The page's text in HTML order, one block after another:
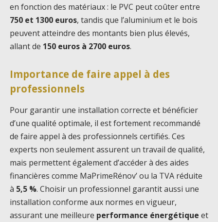
en fonction des matériaux : le PVC peut coûter entre
750 et 1300 euros, tandis que l’aluminium et le bois
peuvent atteindre des montants bien plus élevés,
allant de 150 euros à 2700 euros.
Importance de faire appel à des
professionnels
Pour garantir une installation correcte et bénéficier
d’une qualité optimale, il est fortement recommandé
de faire appel à des professionnels certifiés. Ces
experts non seulement assurent un travail de qualité,
mais permettent également d’accéder à des aides
financières comme MaPrimeRénov’ ou la TVA réduite
à 5,5 %. Choisir un professionnel garantit aussi une
installation conforme aux normes en vigueur,
assurant une meilleure performance énergétique et